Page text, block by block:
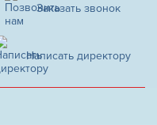
Заказать звонок
Написать директору